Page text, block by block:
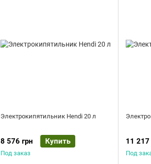
Электрокипятильник Hendi 20 л
8 576 грн Купить
Под заказ
11 217
Под